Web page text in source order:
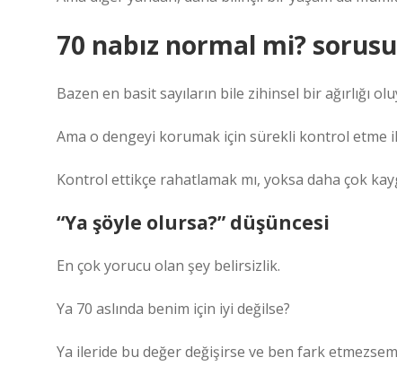
70 nabız normal mi?
Bazen en basit sayıların bile zihinsel bir ağırlığı
Ama o dengeyi korumak için sürekli kontrol etme
Kontrol ettikçe rahatlamak mı, yoksa daha çok
“Ya şöyle olursa?” düşüncesi
En çok yorucu olan şey belirsizlik.
Ya 70 aslında benim için iyi değilse?
Ya ileride bu değer değişirse ve ben fark